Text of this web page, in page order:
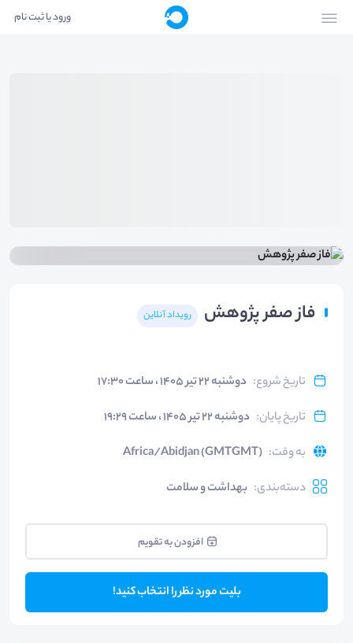
ورود یا ثبت نام
فاز صفر پژوهش رویداد آنلاین
تاریخ شروع: دوشنبه ۲۲ تیر ۱۴۰۵ ، ساعت ۱۷:۳۰
تاریخ پایان: دوشنبه ۲۲ تیر ۱۴۰۵ ، ساعت ۱۹:۲۹
به وقت:
Africa/Abidjan (GMTGMT)
دسته‌بندی: بهداشت و سلامت
افزودن به تقویم
بلیت مورد نظر را انتخاب کنید!